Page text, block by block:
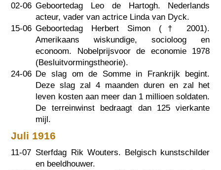
02-06 Geboortedag Leo de Hartogh. Nederlands
acteur, vader van actrice Linda van Dyck.
15-06 Geboortedag Herbert Simon († 2001).
Amerikaans wiskundige, socioloog en
econoom. Nobelprijsvoor de economie 1978
(Besluitvormingstheorie).
24-06 De slag om de Somme in Frankrijk begint.
Deze slag zal 4 maanden duren en zal het
leven kosten aan meer dan 1 millioen soldaten.
De terreinwinst bedraagt dan 125 vierkante
mijl.
Juli 1916
11-07 Sterfdag Rik Wouters. Belgisch kunstschilder
en beeldhouwer.